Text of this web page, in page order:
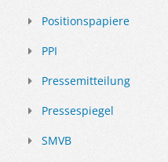
Positionspapiere
PPI
Pressemitteilung
Pressespiegel
SMVB